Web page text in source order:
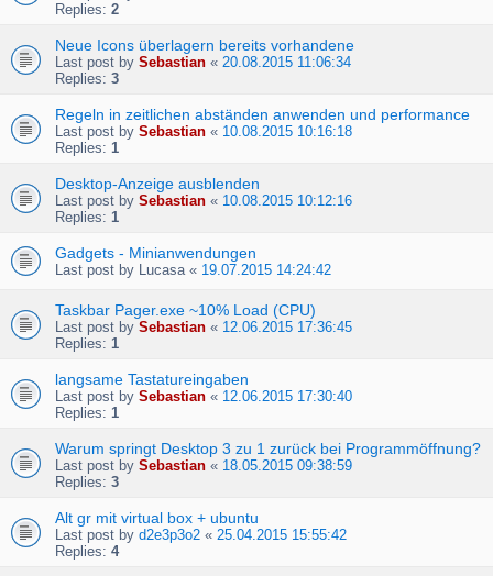
Replies: 2
Neue Icons überlagern bereits vorhandene
Last post by Sebastian « 20.08.2015 11:06:34
Replies: 3
Regeln in zeitlichen abständen anwenden und performance
Last post by Sebastian « 10.08.2015 10:16:18
Replies: 1
Desktop-Anzeige ausblenden
Last post by Sebastian « 10.08.2015 10:12:16
Replies: 1
Gadgets - Minianwendungen
Last post by Lucasa« 19.07.2015 14:24:42
Taskbar Pager.exe ~10% Load (CPU)
Last post by Sebastian « 12.06.2015 17:36:45
Replies: 1
langsame Tastatureingaben
Last post by Sebastian « 12.06.2015 17:30:40
Replies: 1
Warum springt Desktop 3 zu 1 zurück bei Programmöffnung?
Last post by Sebastian « 18.05.2015 09:38:59
Replies: 3
Alt gr mit virtual box + ubuntu
Last post by d2e3p3o2 « 25.04.2015 15:55:42
Replies: 4